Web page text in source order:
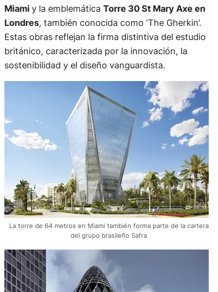
Miami y la emblemática Torre 30 St Mary Axe en
Londres, también conocida como ‘The Gherkin’.
Estas obras reflejan la firma distintiva del estudio
británico, caracterizada por la innovación, la
sostenibilidad y el diseño vanguardista.
La torre de 64 metros en Miami también forma parte de la cartera
del grupo brasileño Safra